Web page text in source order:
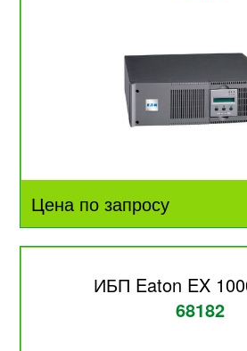
Цена по запросу
ИБП Eaton EX
68182